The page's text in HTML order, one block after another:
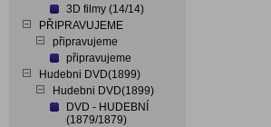
3D filmy (14/14)
PŘIPRAVUJEME
připravujeme
připravujeme
Hudebni DVD(1899)
Hudebni DVD(1899)
DVD - HUDEBNÍ
(1879/1879)